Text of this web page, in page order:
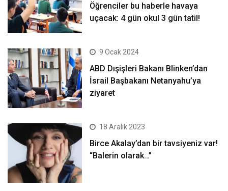
Öğrenciler bu haberle havaya
uçacak: 4 gün okul 3 gün tatil!
9 Ocak 2024
ABD Dışişleri Bakanı Blinken’dan
İsrail Başbakanı Netanyahu’ya
ziyaret
18 Aralık 2023
Birce Akalay’dan bir tavsiyeniz var!
“Balerin olarak…”